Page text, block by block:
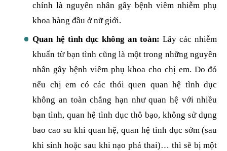
chính là nguyên nhân gây bệnh viêm nhiễm phụ
khoa hàng đầu ở nữ giới.
Quan hệ tình dục không an toàn:Lây các nhiễm
khuẩn từ bạn tình cũng là một trong những nguyên
nhân gây bệnh viêm phụ khoa cho chị em. Do đó
nếu chị em có các thói quen quan hệ tình dục
không an toàn chẳng hạn như quan hệ với nhiều
bạn tình, quan hệ tình dục thô bạo, không sử dụng
bao cao su khi quan hệ, quan hệ tình dục sớm (sau
khi sinh hoặc sau khi nạo phá thai)… thì sẽ bị một